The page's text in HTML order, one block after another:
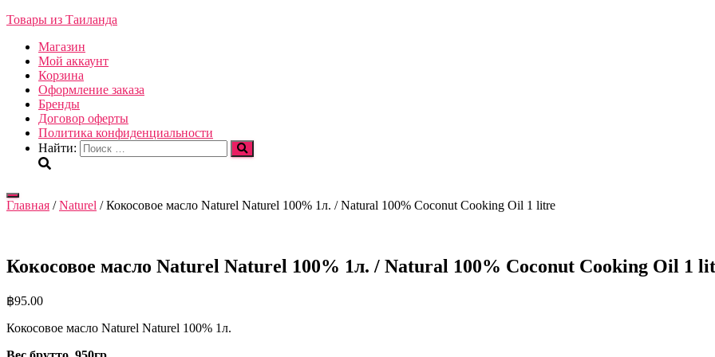
Товары из Таиланда
Магазин
Мой аккаунт
Корзина
Оформление заказа
Бренды
Договор оферты
Политика конфиденциальности
Найти:
Переключить
навигацию
Главная /Naturel / Кокосовое масло Naturel Naturel 100% 1л. / Natural 100% Coconut Cooking Oil 1 litre
Кокосовое масло Naturel Naturel 100% 1л. / Natural 100% Coconut Cooking Oil 1
฿95.00
Кокосовое масло Naturel Naturel 100% 1л.